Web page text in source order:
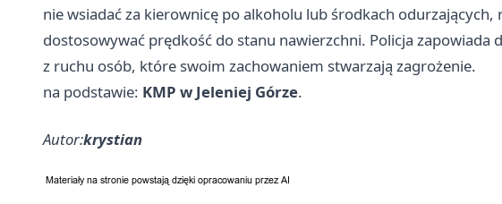
nie wsiadać za kierownicę po alkoholu lub środkach odurzających,
dostosowywać prędkość do stanu nawierzchni. Policja
z ruchu osób, które swoim zachowaniem stwarzają zagrożenie.
na podstawie: KMP w Jeleniej Górze.
Autor:krystian